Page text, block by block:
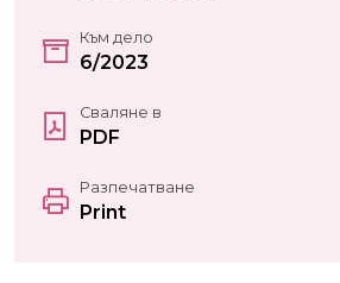
Към дело
6/2023
Сваляне в
PDF
Разпечатване
Print